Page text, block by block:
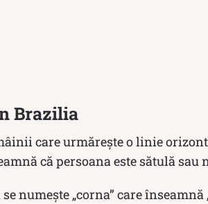
Brazilia
care urmărește o linie
că persoana este sătulă sau
numește „corna” care înseamnă